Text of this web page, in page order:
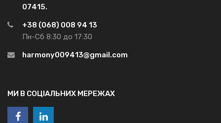
07415.
+38 (068) 008 94 13
Пн-Сб 8:30 до 17:30
harmony009413@gmail.com
МИ В СОЦІАЛЬНИХ МЕРЕЖАХ